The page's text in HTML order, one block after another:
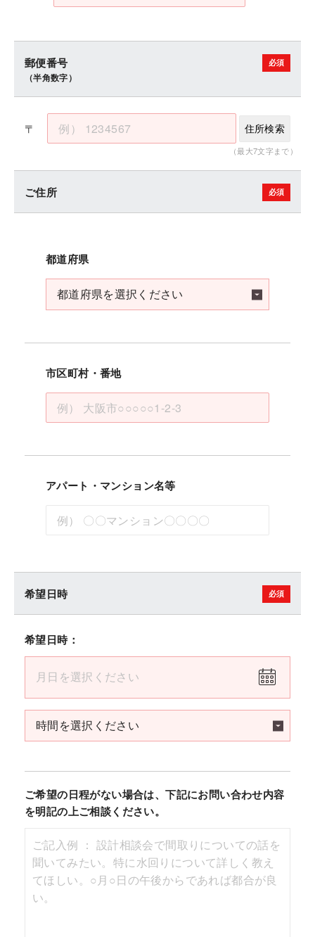
郵便番号
（半角数字）
〒
（最大7文字まで）
住所検索
ご住所
都道府県
市区町村・番地
アパート・マンション名等
希望日時
希望日時：
ご希望の日程がない場合は、下記にお問い合わせ内容
を明記の上ご相談ください。